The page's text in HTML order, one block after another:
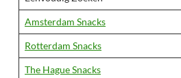
Amsterdam Snacks
Rotterdam Snacks
The Hague Snacks